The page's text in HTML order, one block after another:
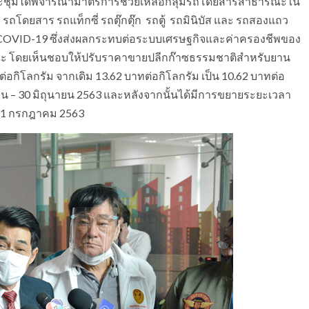
ถโดยสาร รถแท็กซี่ รถตุ๊กตุ๊ก รถตู้ รถมินิบัส และ รถสองแถว
19 ซึ่งส่งผลกระทบต่อระบบเศรษฐกิจและค่าครองชีพของ
โดยเห็นชอบให้ปรับราคาขายปลีกก๊าซธรรมชาติสำหรับยาน
กิโลกรัม จากเดิม 13.62 บาทต่อกิโลกรัม เป็น 10.62 บาทต่อ
– 30 มิถุนายน 2563 และหลังจากนั้นได้มีการขยายระยะเวลา
กรกฎาคม 2563